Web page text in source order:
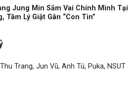
Jung Min Sắm Vai Chính Mình Tại
Tâm Lý Giật Gân “Con Tin”
Trang, Jun Vũ, Anh Tú, Puka, NSUT